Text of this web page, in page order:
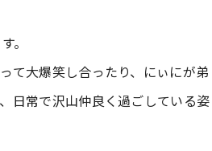
。
て大爆笑し合ったり、にぃにが弟
日常で沢山仲良く過ごしている姿